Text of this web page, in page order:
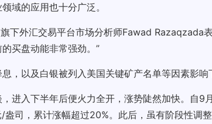
域的应用也十分广泛。
下外汇交易平台市场分析师Fawad Razaqzada
买盘动能非常强劲。”
，以及白银被列入美国关键矿产名单等因素影响
进入下半年后便火力全开，涨势陡然加快。自
司，累计涨幅超过20%。此后，虽有阶段性调